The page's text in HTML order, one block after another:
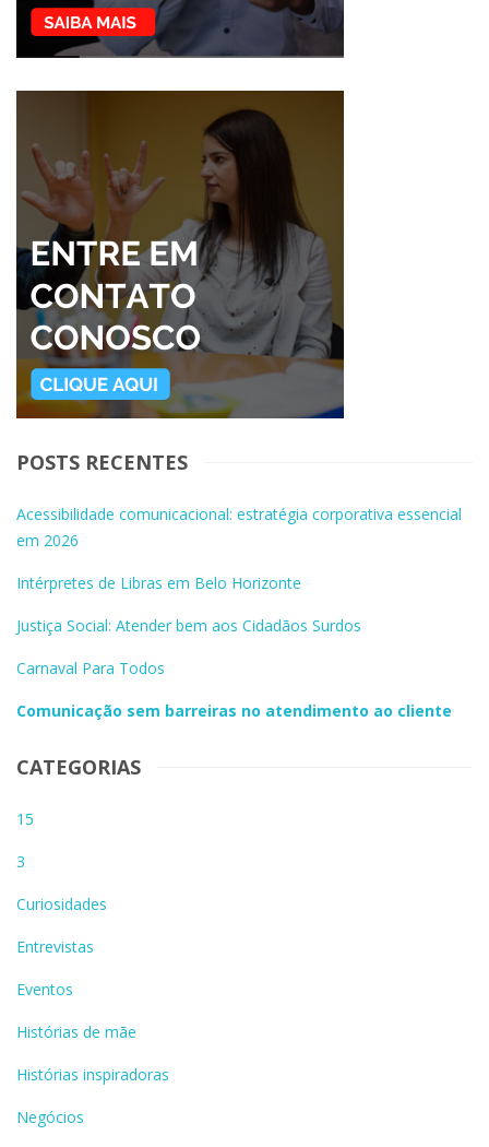
POSTS RECENTES
Acessibilidade comunicacional: estratégia corporativa essencial
em 2026
Intérpretes de Libras em Belo Horizonte
Justiça Social: Atender bem aos Cidadãos Surdos
Carnaval Para Todos
Comunicação sem barreiras no atendimento ao cliente
CATEGORIAS
15
3
Curiosidades
Entrevistas
Eventos
Histórias de mãe
Histórias inspiradoras
Negócios